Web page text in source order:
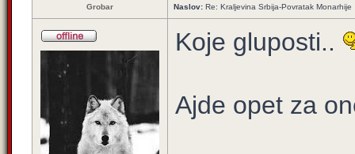
Grobar Naslov: Re: Kraljevina Srbija-Povratak Monarhije
Koje gluposti..
Ajde opet za